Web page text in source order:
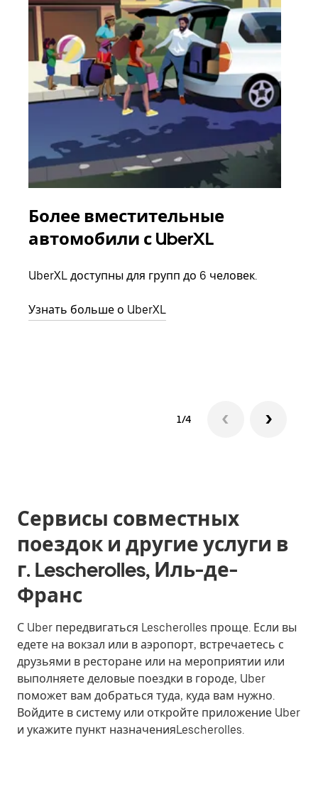
Более вместительные
автомобили с UberXL
UberXL доступны для групп до 6 человек.
Узнать больше о UberXL
1/4
Сервисы совместных
поездок и другие услуги в
г. Lescherolles, Иль-де-
Франс
С Uber передвигаться Lescherolles проще. Если вы
едете на вокзал или в аэропорт, встречаетесь с
друзьями в ресторане или на мероприятии или
выполняете деловые поездки в городе, Uber
поможет вам добраться туда, куда вам нужно.
Войдите в систему или откройте приложение Uber
и укажите пункт назначенияLescherolles.